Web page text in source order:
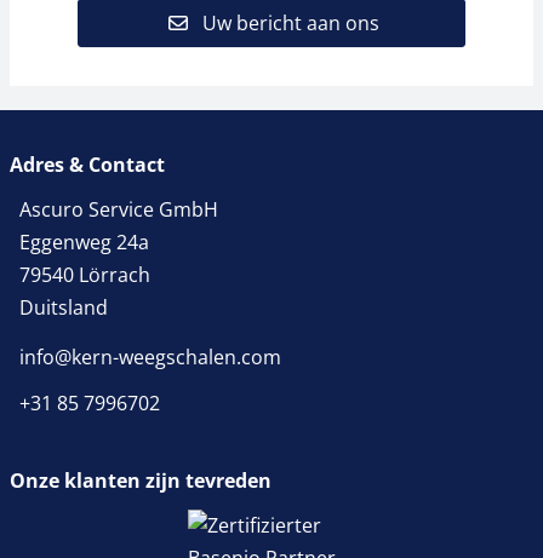
Uw bericht aan ons
Adres & Contact
Ascuro Service GmbH
Eggenweg 24a
79540 Lörrach
Duitsland
info@kern-weegschalen.com
+31 85 7996702
Onze klanten zijn tevreden